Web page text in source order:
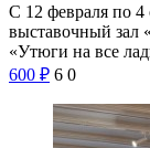
С 12 февраля по 4
выставочный зал
«Утюги на все
600 ₽ 6 0